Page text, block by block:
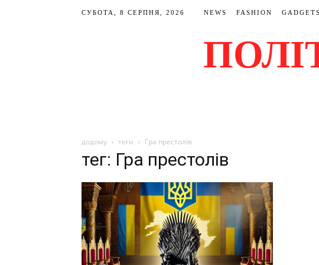
СУБОТА, 8 СЕРПНЯ, 2026 NEWS FASHION GADGETS
додому теги Гра престолів
тег: Гра престолів